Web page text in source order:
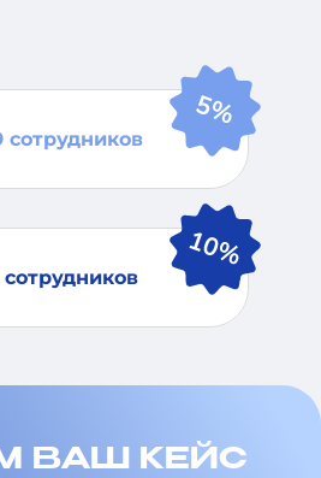
сотрудников
сотрудников
ВАШ КЕЙС